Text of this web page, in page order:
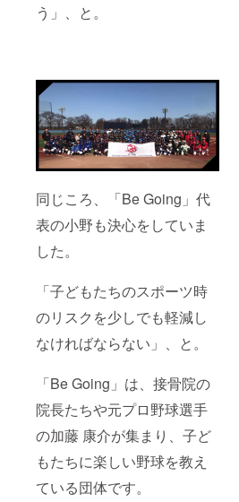
う」、と。
同じころ、「Be Going」代
表の小野も決心をしていま
した。
「子どもたちのスポーツ時
のリスクを少しでも軽減し
なければならない」、と。
「Be Going」は、接骨院の
院長たちや元プロ野球選手
の加藤 康介が集まり、子ど
もたちに楽しい野球を教え
ている団体です。